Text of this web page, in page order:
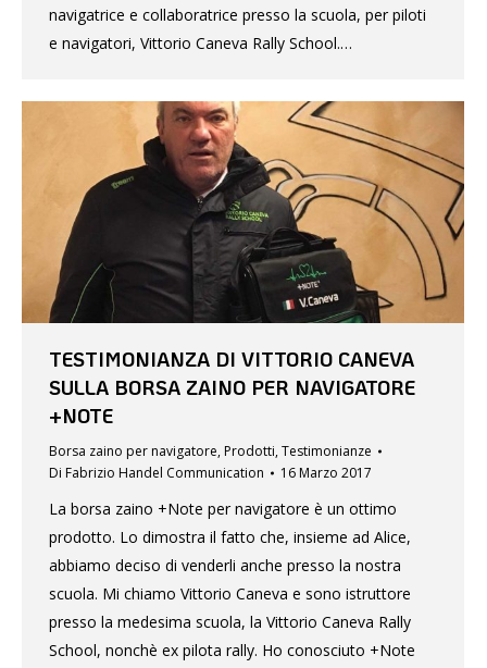
navigatrice e collaboratrice presso la scuola, per piloti
e navigatori, Vittorio Caneva Rally School.…
TESTIMONIANZA DI VITTORIO CANEVA
SULLA BORSA ZAINO PER NAVIGATORE
+NOTE
Borsa zaino per navigatore, Prodotti,Testimonianze
Di Fabrizio Handel Communication 16 Marzo 2017
La borsa zaino +Note per navigatore è un ottimo
prodotto. Lo dimostra il fatto che, insieme ad Alice,
abbiamo deciso di venderli anche presso la nostra
scuola. Mi chiamo Vittorio Caneva e sono istruttore
presso la medesima scuola, la Vittorio Caneva Rally
School, nonchè ex pilota rally. Ho conosciuto +Note